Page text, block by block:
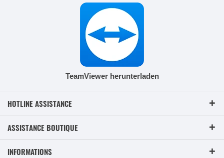
TeamViewer herunterladen
HOTLINE ASSISTANCE
ASSISTANCE BOUTIQUE
INFORMATIONS